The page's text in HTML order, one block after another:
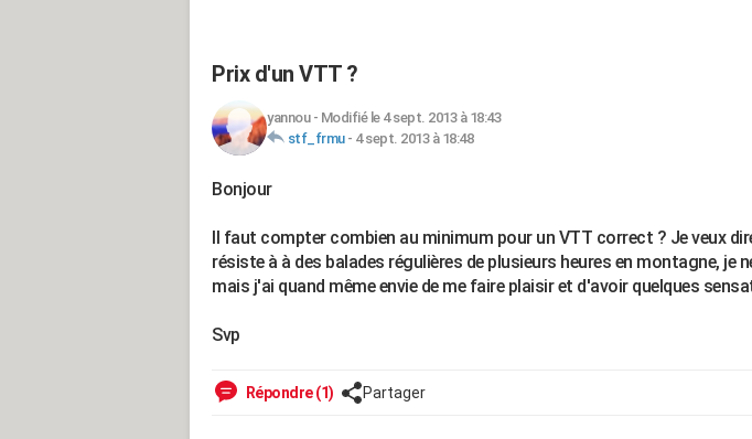
Prix d'un VTT ?
yannou- Modifié le 4 sept. 2013 à 18:43
stf_frmu- 4 sept. 2013 à 18:48
Bonjour
Il faut compter combien au minimum pour un VTT correct ? Je veux
résiste à à des balades régulières de plusieurs heures en montagne, je
mais j'ai quand même envie de me faire plaisir et d'avoir quelques
Svp
Répondre (1) Partager